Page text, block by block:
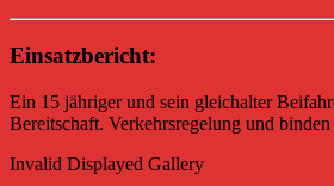
Einsatzbericht:
Ein 15 jähriger und sein gleichalter
Bereitschaft. Verkehrsregelung und
Invalid Displayed Gallery